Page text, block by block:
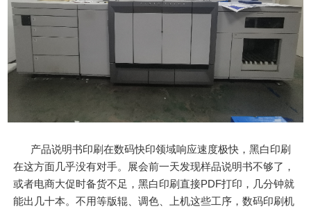
产品说明书印刷在数码快印领域响应速度极快，黑白印刷
在这方面几乎没有对手。展会前一天发现样品说明书不够了，
或者电商大促时备货不足，黑白印刷直接PDF打印，几分钟就
能出几十本。不用等版辊、调色、上机这些工序，数码印刷机